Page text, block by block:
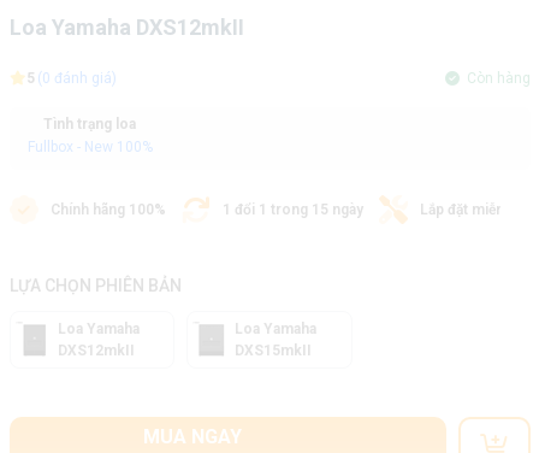
Loa Yamaha DXS12mkII
5 (0 đánh giá) Còn hàng
Tình trạng loa
Fullbox - New 100%
Chính hãng 100% 1 đổi 1 trong 15 ngày Lắp đặt miễn phí
LỰA CHỌN PHIÊN BẢN
Loa Yamaha
DXS12mkII
Loa Yamaha
DXS15mkII
MUA NGAY